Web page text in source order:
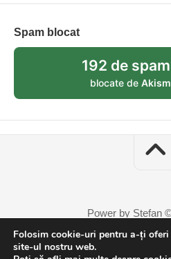
Spam blocat
192 de
blocate de
Power by Stefan
Folosim cookie-uri pentru a-ți
site-ul nostru web.